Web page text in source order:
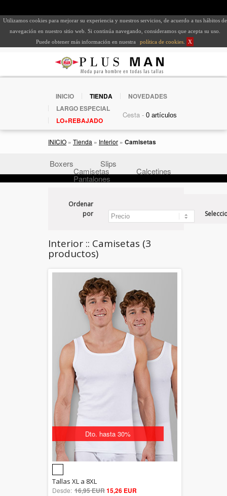
Utilizamos cookies para mejorar su experiencia y nuestros servicios, de acuerdo a tus hábitos de
navegación en nuestro sitio web. Si continúa navegando, consideramos que acepta su uso.
Puede obtener más información en nuestra
política de cookies X
INICIO TIENDA
NOVEDADES
LARGO ESPECIAL
LO+REBAJADO
Cesta -
INICIO » Tienda » Interior » Camisetas
Boxers Slips
Camisetas Calcetines
Pantalones
Ordenar
por
Interior :: Camisetas (3
productos)
Dto. hasta 30%
5.00
out of 5
Tallas XL a 8XL
Desde: 16,95 EUR15,26 EUR